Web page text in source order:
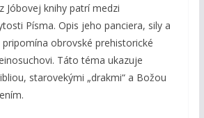
Jóbovej knihy patrí medzi
Písma. Opis jeho panciera, sily a
obrovské prehistorické
Táto téma ukazuje
starovekými „drakmi“ a Božou